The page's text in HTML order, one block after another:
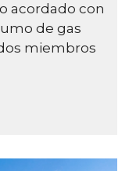
acordado con
de gas
miembros